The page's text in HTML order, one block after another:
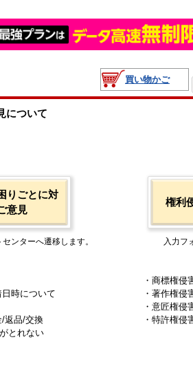
買い物かご
について
りごとに対
意見
ンターへ遷移します。
日時について
/返品/交換
とれない
権利
入力フ
・商標権侵
・著作権侵
・意匠権侵
・特許権侵